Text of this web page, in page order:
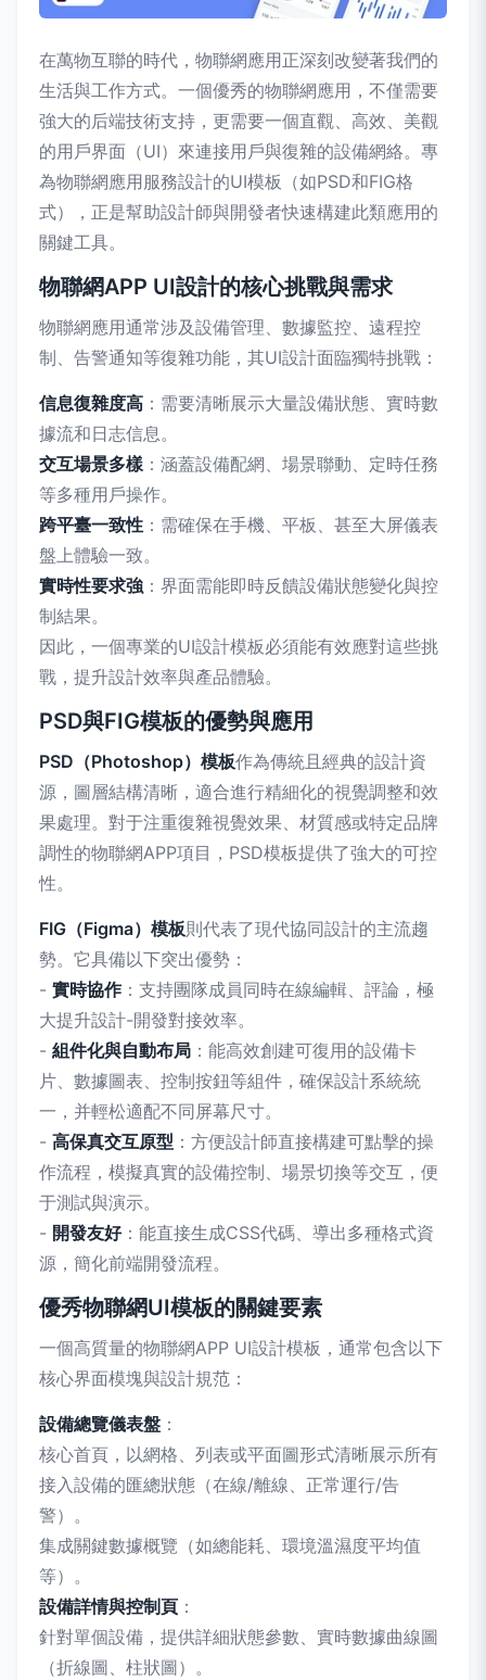
在萬物互聯的時代，物聯網應用正深刻改變著我們的
生活與工作方式。一個優秀的物聯網應用，不僅需要
強大的后端技術支持，更需要一個直觀、高效、美觀
的用戶界面（UI）來連接用戶與復雜的設備網絡。專
為物聯網應用服務設計的UI模板（如PSD和FIG格
式），正是幫助設計師與開發者快速構建此類應用的
關鍵工具。
物聯網APP UI設計的核心挑戰與需求
物聯網應用通常涉及設備管理、數據監控、遠程控
制、告警通知等復雜功能，其UI設計面臨獨特挑戰：
信息復雜度高 ：需要清晰展示大量設備狀態、實時數
據流和日志信息。
交互場景多樣：涵蓋設備配網、場景聯動、定時任務
等多種用戶操作。
跨平臺一致性 ：需確保在手機、平板、甚至大屏儀表
盤上體驗一致。
實時性要求強 ：界面需能即時反饋設備狀態變化與控
制結果。
因此，一個專業的UI設計模板必須能有效應對這些挑
戰，提升設計效率與產品體驗。
PSD與FIG模板的優勢與應用
PSD（Photoshop）模板作為傳統且經典的設計資
源，圖層結構清晰，適合進行精細化的視覺調整和效
果處理。對于注重復雜視覺效果、材質感或特定品牌
調性的物聯網APP項目，PSD模板提供了強大的可控
性。
FIG（Figma）模板則代表了現代協同設計的主流趨
勢。它具備以下突出優勢：
- 實時協作：支持團隊成員同時在線編輯、評論，極
大提升設計-開發對接效率。
- 組件化與自動布局 ：能高效創建可復用的設備卡
片、數據圖表、控制按鈕等組件，確保設計系統統
一，并輕松適配不同屏幕尺寸。
- 高保真交互原型 ：方便設計師直接構建可點擊的操
作流程，模擬真實的設備控制、場景切換等交互，便
于測試與演示。
- 開發友好：能直接生成CSS代碼、導出多種格式資
源，簡化前端開發流程。
優秀物聯網UI模板的關鍵要素
一個高質量的物聯網APP UI設計模板，通常包含以下
核心界面模塊與設計規范：
設備總覽儀表盤 ：
核心首頁，以網格、列表或平面圖形式清晰展示所有
接入設備的匯總狀態（在線/離線、正常運行/告
警）。
集成關鍵數據概覽（如總能耗、環境溫濕度平均值
等）。
設備詳情與控制頁 ：
針對單個設備，提供詳細狀態參數、實時數據曲線圖
（折線圖、柱狀圖）。